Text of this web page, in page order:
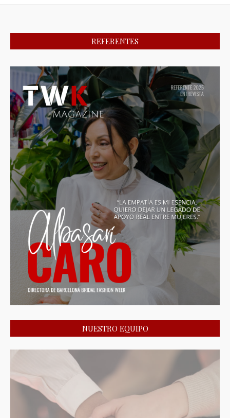
REFERENTES
NUESTRO EQUIPO